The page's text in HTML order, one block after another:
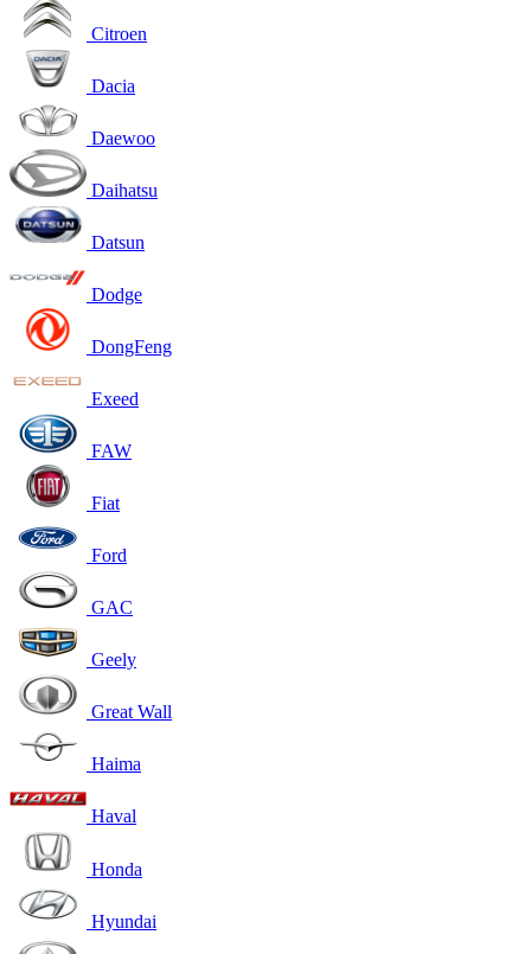
Citroen
Dacia
Daewoo
Daihatsu
Datsun
Dodge
DongFeng
Exeed
FAW
Fiat
Ford
GAC
Geely
Great Wall
Haima
Haval
Honda
Hyundai